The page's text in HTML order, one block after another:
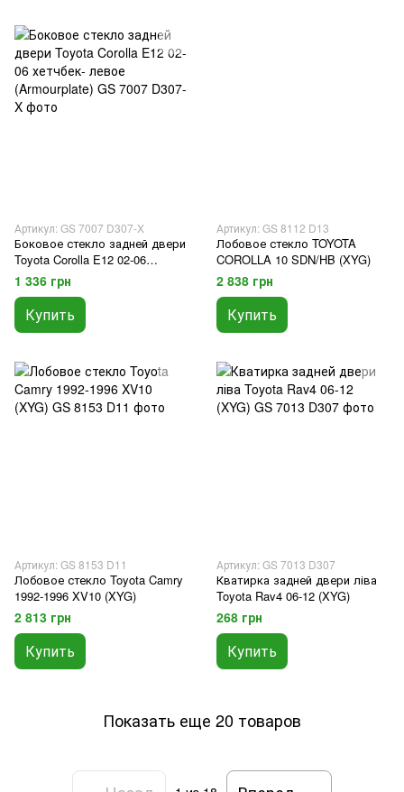
Артикул: GS 7007 D307-X
Боковое стекло задней двери
Toyota Corolla E12 02-06
хетчбек- левое (Armourplate)
1 336 грн
Купить
Артикул: GS 8112 D13
Лобовое стекло TOYOTA
COROLLA 10 SDN/HB (XYG)
2 838 грн
Купить
Артикул: GS 8153 D11
Лобовое стекло Toyota Camry
1992-1996 XV10 (XYG)
2 813 грн
Купить
Артикул: GS 7013 D307
Кватирка задней двери ліва
Toyota Rav4 06-12 (XYG)
268 грн
Купить
Показать еще 20 товаров